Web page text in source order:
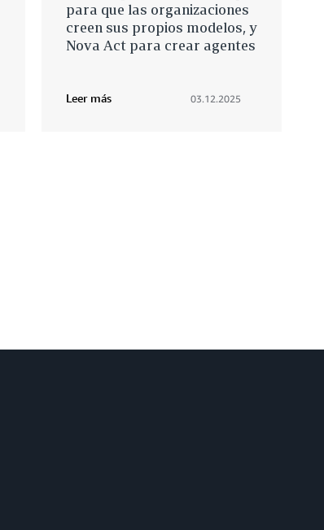
para que las organizaciones
creen sus propios modelos, y
Nova Act para crear agentes
Leer más 03.12.2025